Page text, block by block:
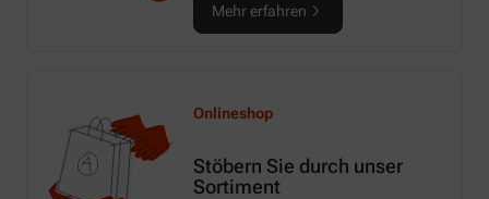
Mehr erfahren
Onlineshop
Stöbern Sie durch unser
Sortiment